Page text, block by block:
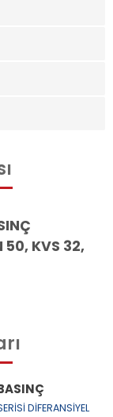
50, KVS 32,
DİFERANSİYEL